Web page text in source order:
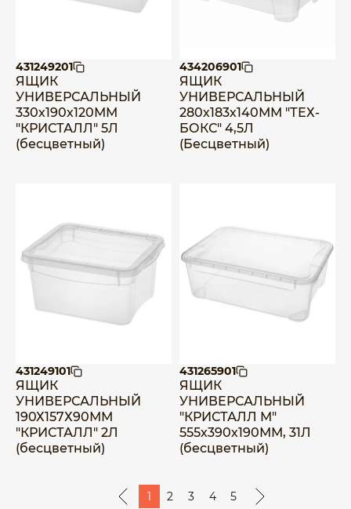
431249201
ЯЩИК
УНИВЕРСАЛЬНЫЙ
330х190х120ММ
"КРИСТАЛЛ" 5Л
(бесцветный)
434206901
ЯЩИК
УНИВЕРСАЛЬНЫЙ
280х183х140ММ "ТЕХ-
БОКС" 4,5Л
(Бесцветный)
431249101
ЯЩИК
УНИВЕРСАЛЬНЫЙ
190Х157Х90ММ
"КРИСТАЛЛ" 2Л
(бесцветный)
431265901
ЯЩИК
УНИВЕРСАЛЬНЫЙ
"КРИСТАЛЛ М"
555х390х190ММ, 31Л
(бесцветный)
1 2 3 4 5